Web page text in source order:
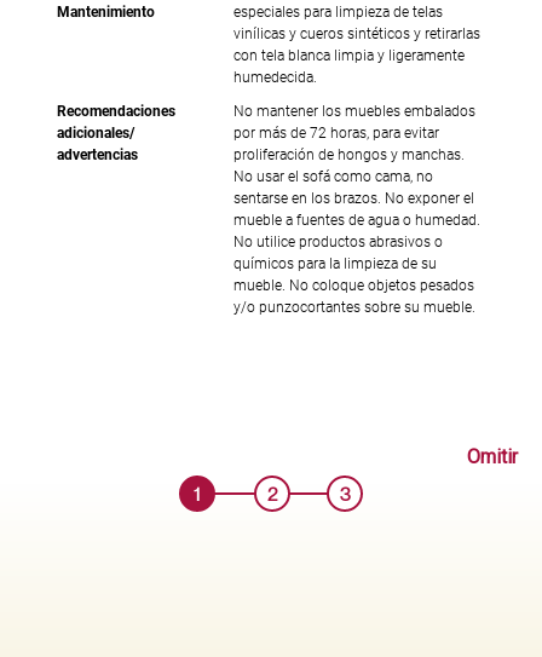
Mantenimiento
especiales para limpieza de telas
vinílicas y cueros sintéticos y retirarlas
con tela blanca limpia y ligeramente
humedecida.
Recomendaciones
adicionales/
advertencias
No mantener los muebles embalados
por más de 72 horas, para evitar
proliferación de hongos y manchas.
No usar el sofá como cama, no
sentarse en los brazos. No exponer el
mueble a fuentes de agua o humedad.
No utilice productos abrasivos o
químicos para la limpieza de su
mueble. No coloque objetos pesados
y/o punzocortantes sobre su mueble.